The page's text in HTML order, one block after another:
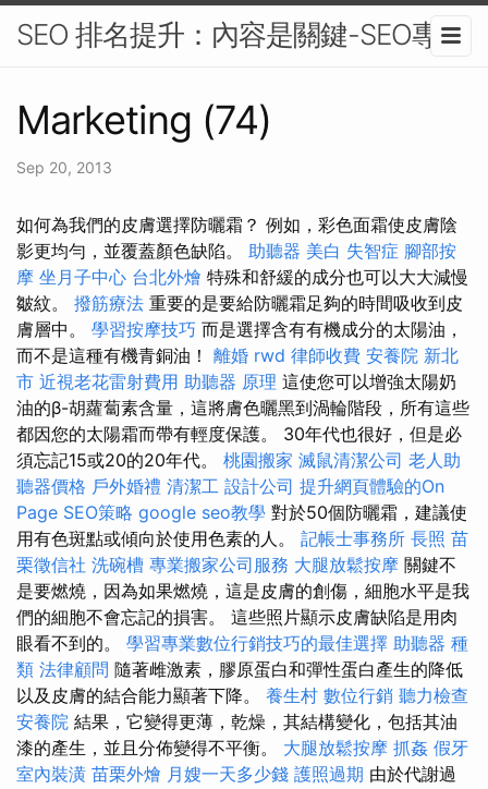
SEO 排名提升：內容是關鍵-SEO專家
Marketing (74)
Sep 20, 2013
如何為我們的皮膚選擇防曬霜？ 例如，彩色面霜使皮膚陰
影更均勻，並覆蓋顏色缺陷。 助聽器 美白 失智症 腳部按
摩 坐月子中心 台北外燴 特殊和舒緩的成分也可以大大減慢
皺紋。 撥筋療法 重要的是要給防曬霜足夠的時間吸收到皮
膚層中。 學習按摩技巧 而是選擇含有有機成分的太陽油，
而不是這種有機青銅油！ 離婚 rwd 律師收費 安養院 新北
市 近視老花雷射費用 助聽器 原理 這使您可以增強太陽奶
油的β-胡蘿蔔素含量，這將膚色曬黑到渦輪階段，所有這些
都因您的太陽霜而帶有輕度保護。 30年代也很好，但是必
須忘記15或20的20年代。 桃園搬家 滅鼠清潔公司 老人助
聽器價格 戶外婚禮 清潔工 設計公司 提升網頁體驗的On
Page SEO策略 google seo教學 對於50個防曬霜，建議使
用有色斑點或傾向於使用色素的人。 記帳士事務所 長照 苗
栗徵信社 洗碗槽 專業搬家公司服務 大腿放鬆按摩 關鍵不
是要燃燒，因為如果燃燒，這是皮膚的創傷，細胞水平是我
們的細胞不會忘記的損害。 這些照片顯示皮膚缺陷是用肉
眼看不到的。 學習專業數位行銷技巧的最佳選擇 助聽器 種
類 法律顧問 隨著雌激素，膠原蛋白和彈性蛋白產生的降低
以及皮膚的結合能力顯著下降。 養生村 數位行銷 聽力檢查
安養院 結果，它變得更薄，乾燥，其結構變化，包括其油
漆的產生，並且分佈變得不平衡。 大腿放鬆按摩 抓姦 假牙
室內裝潢 苗栗外燴 月嫂一天多少錢 護照過期 由於代謝過